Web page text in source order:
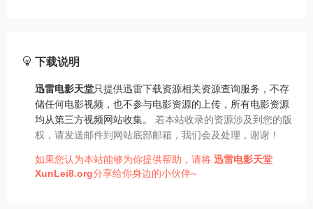
下载说明
迅雷电影天堂只提供迅雷下载资源相关资源查询服务，不存
储任何电影视频，也不参与电影资源的上传，所有电影资源
均从第三方视频网站收集。 若本站收录的资源涉及到您的版
权，请发送邮件到网站底部邮箱，我们会及处理，谢谢！
如果您认为本站能够为你提供帮助，请将 迅雷电影天堂
XunLei8.org分享给你身边的小伙伴~